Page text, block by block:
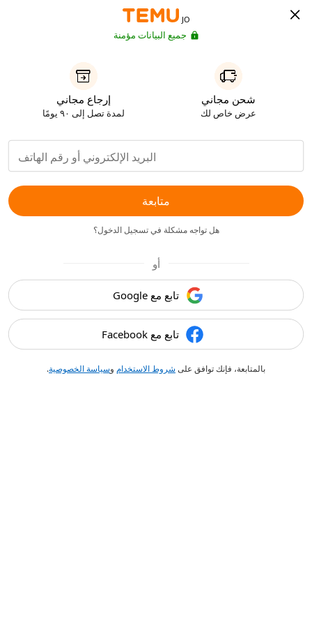
JO
جميع البيانات مؤمنة
شحن مجاني
عرض خاص لك
إرجاع مجاني
لمدة تصل إلى ٩٠ يومًا
متابعة
هل تواجه مشكلة في تسجيل الدخول؟
أو
تابع مع Google
تابع مع Facebook
بالمتابعة، فإنك توافق على شروط الاستخدام وسياسة الخصوصية.